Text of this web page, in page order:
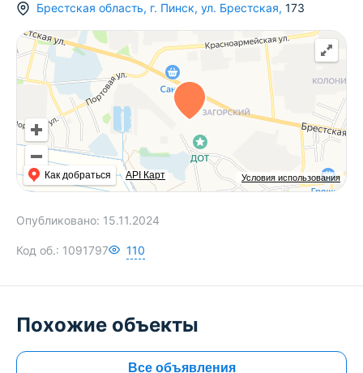
Брестская область, г. Пинск, ул. Брестская, 173
Условия использования
Как добраться API Карт
Опубликовано: 15.11.2024
Код об.: 1091797 110
Похожие объекты
Все объявления